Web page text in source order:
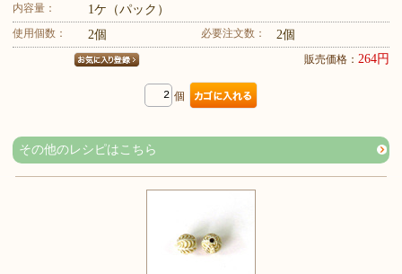
内容量： 1ケ（パック）
使用個数： 2個 必要注文数： 2個
販売価格： 264円
個
その他のレシピはこちら